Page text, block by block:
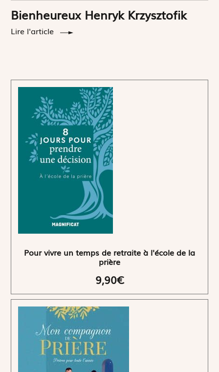
Bienheureux Henryk Krzysztofik
Lire l'article
Pour vivre un temps de retraite à l'école de la
prière
9,90€